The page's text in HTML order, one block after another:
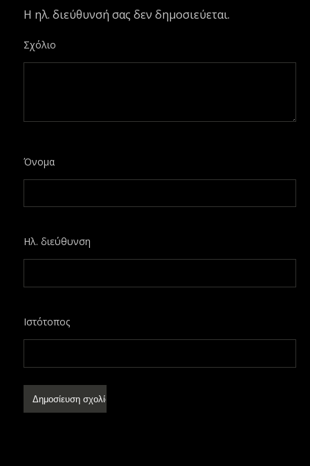
Η ηλ. διεύθυνσή σας δεν δημοσιεύεται.
Σχόλιο
Όνομα
Ηλ. διεύθυνση
Ιστότοπος